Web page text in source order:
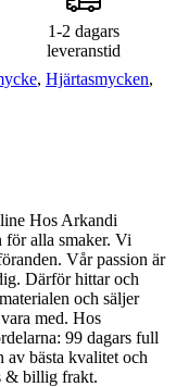
1-2 dagars
leveranstid
, Hjärtasmycken,
Hos Arkandi
för alla smaker. Vi
Vår passion är
Därför hittar och
och säljer
med. Hos
99 dagars full
av bästa kvalitet och
& billig frakt.